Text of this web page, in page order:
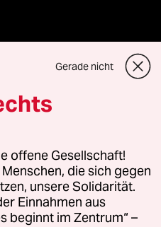
GmbH
Fragen oder für Genehmigungen
Kommune-Richtlinien
Gerade nicht
offene Gesellschaft!
die sich gegen
unsere Solidarität.
Einnahmen aus
beginnt im Zentrum“ –